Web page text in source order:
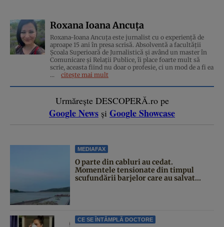
Roxana Ioana Ancuța
Roxana-Ioana Ancuța este jurnalist cu o experiență de
aproape 15 ani în presa scrisă. Absolventă a facultății
Școala Superioară de Jurnalistică și având un master în
Comunicare și Relații Publice, îi place foarte mult să
scrie, aceasta fiind nu doar o profesie, ci un mod de a fi ea
...
citește mai mult
Urmărește DESCOPERĂ.ro pe
Google News și Google Showcase
MEDIAFAX
O parte din cabluri au cedat.
Momentele tensionate din timpul
scufundării barjelor care au salvat...
CE SE ÎNTÂMPLĂ DOCTORE